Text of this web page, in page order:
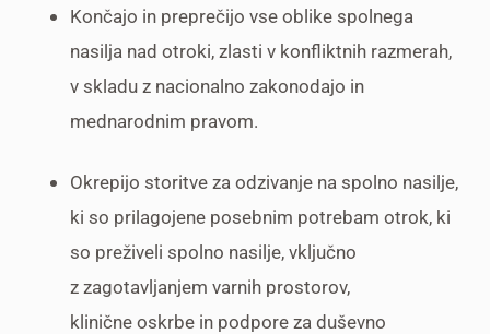
Končajo in preprečijo vse oblike spolnega
nasilja nad otroki, zlasti v konfliktnih razmerah,
v skladu z nacionalno zakonodajo in
mednarodnim pravom.
Okrepijo storitve za odzivanje na spolno nasilje,
ki so prilagojene posebnim potrebam otrok, ki
so preživeli spolno nasilje, vključno
z zagotavljanjem varnih prostorov,
klinične oskrbe in podpore za duševno